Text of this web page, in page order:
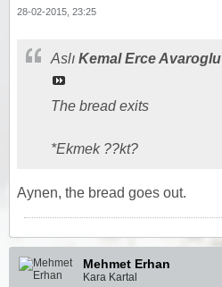
28-02-2015, 23:25
Aslı Kemal Erce Avaroglu
The bread exits
*Ekmek ??kt?
Aynen, the bread goes out.
Mehmet Erhan
Kara Kartal